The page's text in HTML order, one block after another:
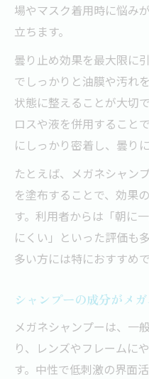
場やマスク着用時に悩み
立ちます。
曇り止め効果を最大限に
でしっかりと油膜や汚れ
状態に整えることが大切
ロスや液を併用すること
にしっかり密着し、曇り
たとえば、メガネシャン
を塗布することで、効果
す。利用者からは「朝に
にくい」といった評価も
多い方には特におすすめで
シャンプーの成分がメ
メガネシャンプーは、一
り、レンズやフレームに
す。中性で低刺激の界面